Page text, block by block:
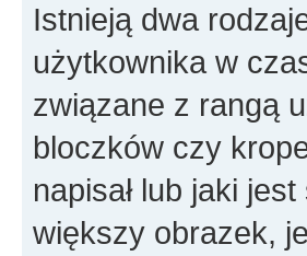
Istnieją dwa
użytkownika w
związane z rangą
bloczków czy
napisał lub jaki
większy obrazek,